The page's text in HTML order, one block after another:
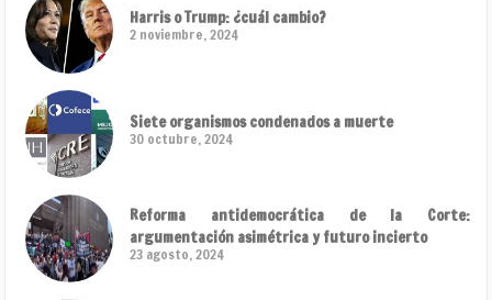
Harris o Trump: ¿cuál cambio?
2 noviembre, 2024
Siete organismos condenados a muerte
30 octubre, 2024
Reforma antidemocrática de la Corte:
argumentación asimétrica y futuro incierto
23 agosto, 2024